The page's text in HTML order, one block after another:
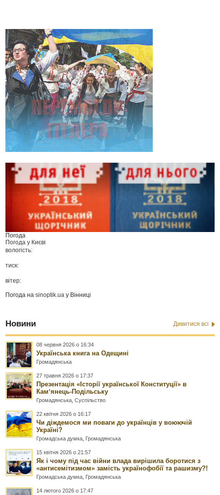
Погода
Погода у Києві
вологість:
тиск:
вітер:
Погода наsinoptik.ua у Вінниці
Новини Дивитися всі
08 червня 2026 о 16:34
Українська книга на Одещині
Громадянська
27 травня 2026 о 17:37
Презентація «Історії української Конституції» в
Камʼянець-Подільську
Громадянська ,Суспільство
22 квітня 2026 о 16:17
Чи діждемося ми поваги до українців у воюючій
Україні?
Громадська думка Громадянська
15 квітня 2026 о 21:57
Як і чому під час війни влада вирішила боротися з
«антисемітизмом» замість українофобії та рашизму?!
Громадська думка Громадянська
14 лютого 2026 о 17:47